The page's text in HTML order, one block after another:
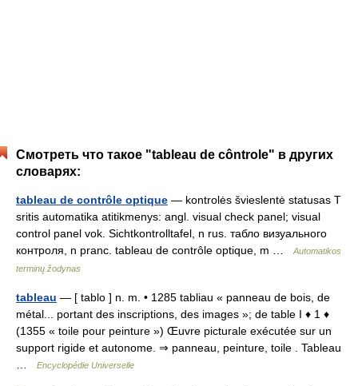
Смотреть что такое "tableau de côntrole" в других
словарях:
tableau de contrôle optique — kontrolės švieslentė statusas T
sritis automatika atitikmenys: angl. visual check panel; visual
control panel vok. Sichtkontrolltafel, n rus. табло визуального
контроля, n pranc. tableau de contrôle optique, m …
Automatikos
terminų žodynas
tableau — [ tablo ] n. m. • 1285 tabliau « panneau de bois, de
métal... portant des inscriptions, des images »; de table I ♦ 1 ♦
(1355 « toile pour peinture ») Œuvre picturale exécutée sur un
support rigide et autonome. ⇒ panneau, peinture, toile . Tableau
Encyclopédie Universelle